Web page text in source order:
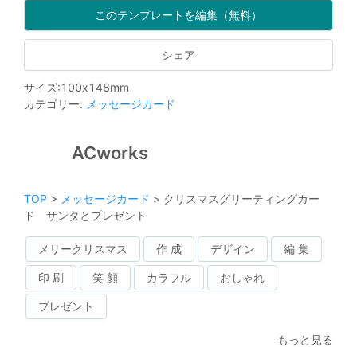
このテンプレートを編集（無料）
シェア
サイズ:100x148mm
カテゴリー: メッセージカード
ACworks
TOP > メッセージカード > クリスマスグリーティングカー
ド サンタとプレゼント
メリークリスマス 作 成 デザイン 編 集
印 刷 笑 顔 カラフル おしゃれ
プレゼント
もっと見る